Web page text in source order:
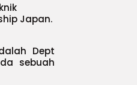
Japan.
Dept
sebuah